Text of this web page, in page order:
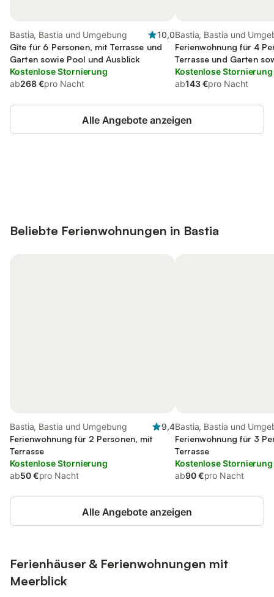
Bastia, Bastia und Umgebung
10,0
Gîte für 6 Personen, mit Terrasse und
Garten sowie Pool und Ausblick
Kostenlose Stornierung
ab268 €pro Nacht
Bastia, Bastia und
Ferienwohnung für 4
Terrasse und Garten
Kostenlose Stornierung
ab143 €pro Nacht
Alle Angebote anzeigen
Beliebte Ferienwohnungen in Bastia
Bastia, Bastia und Umgebung
9,4
Ferienwohnung für 2 Personen, mit
Terrasse
Kostenlose Stornierung
ab50 €pro Nacht
Bastia, Bastia und
Ferienwohnung für 3
Terrasse
Kostenlose Stornierung
ab90 €pro Nacht
Alle Angebote anzeigen
Ferienhäuser & Ferienwohnungen mit
Meerblick